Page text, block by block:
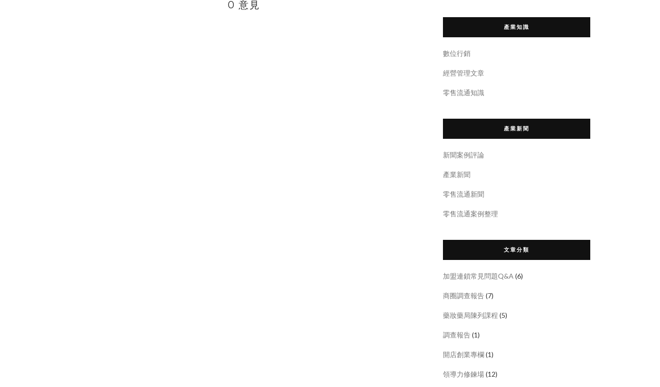
0 意見
產業知識
數位行銷
經營管理文章
零售流通知識
產業新聞
新聞案例評論
產業新聞
零售流通新聞
零售流通案例整理
文章分類
加盟連鎖常見問題Q&A (6)
商圈調查報告(7)
藥妝藥局陳列課程 (5)
調查報告(1)
開店創業專欄(1)
領導力修鍊場(12)